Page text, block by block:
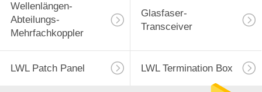
Wellenlängen-
Abteilungs-
Mehrfachkoppler
Glasfaser-
Transceiver
LWL Patch Panel LWL Termination Box